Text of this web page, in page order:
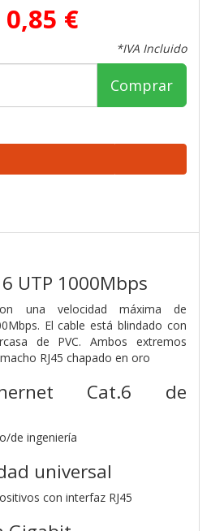
0,85 €
*IVA Incluido
Comprar
UTP 1000Mbps
una velocidad máxima de
El cable está blindado con
de PVC. Ambos extremos
RJ45 chapado en oro
Cat.6 de
de ingeniería
universal
con interfaz RJ45